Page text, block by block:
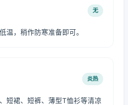
无
温，稍作防寒准备即可。
炎热
短裙、短裤、薄型T恤衫等清凉